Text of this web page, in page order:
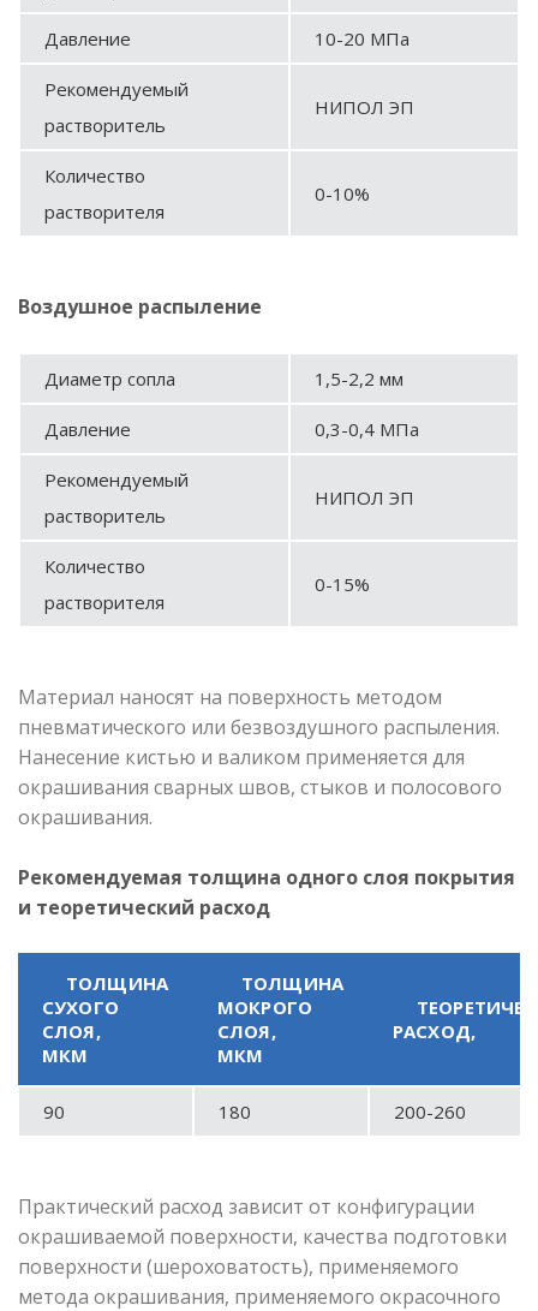
Давление 10-20 МПа
Рекомендуемый
растворитель
НИПОЛ ЭП
Количество
растворителя
0-10%
Воздушное распыление
Диаметр сопла 1,5-2,2 мм
Давление 0,3-0,4 МПа
Рекомендуемый
растворитель
НИПОЛ ЭП
Количество
растворителя
0-15%
Материал наносят на поверхность методом
пневматического или безвоздушного распыления.
Нанесение кистью и валиком применяется для
окрашивания сварных швов, стыков и полосового
окрашивания.
Рекомендуемая толщина одного слоя покрытия
и теоретический расход
ТОЛЩИНА
СУХОГО
СЛОЯ,
МКМ
ТОЛЩИНА
МОКРОГО
СЛОЯ,
МКМ
РАСХОД,
90 180 200-260
Практический расход зависит от конфигурации
окрашиваемой поверхности, качества подготовки
поверхности (шероховатость), применяемого
метода окрашивания, применяемого окрасочного